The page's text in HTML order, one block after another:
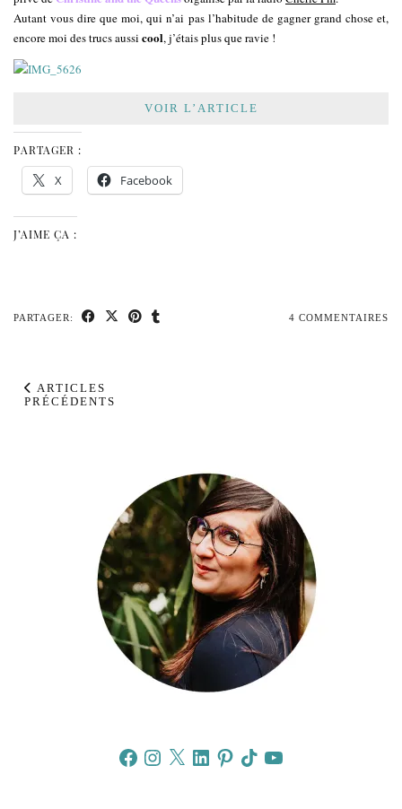
Autant vous dire que moi, qui n’ai pas l’habitude de gagner grand chose et,
encore moi des trucs aussi cool, j’étais plus que ravie !
VOIR L’ARTICLE
PARTAGER :
X Facebook
J’AIME ÇA :
PARTAGER: 4 COMMENTAIRES
ARTICLES
PRÉCÉDENTS
FacebookInstagram
X LinkedInPinterestTikTokYouTube